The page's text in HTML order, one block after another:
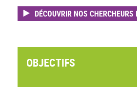
DÉCOUVRIR NOS CHERCHEURS
OBJECTIFS